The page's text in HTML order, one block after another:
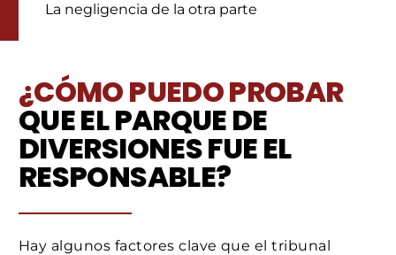
La negligencia de la otra parte
¿CÓMO PUEDO PROBAR
QUE EL PARQUE DE
DIVERSIONES FUE EL
RESPONSABLE?
Hay algunos factores clave que el tribunal